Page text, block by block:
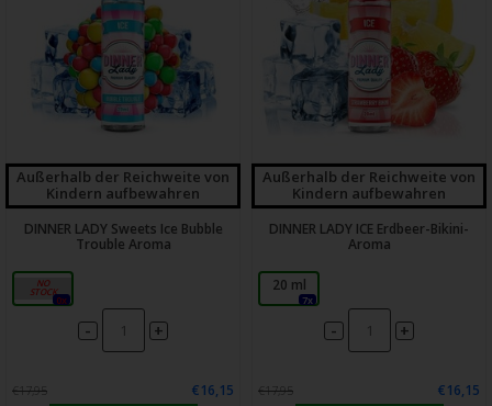
Außerhalb der Reichweite von
Kindern aufbewahren
DINNER LADY Sweets Ice Bubble
Trouble Aroma
20 ml
0x
- +
€17,95
€16,15
Außerhalb der Reichweite von
Kindern aufbewahren
DINNER LADY ICE Erdbeer-Bikini-
Aroma
20 ml
7x
- +
€17,95
€16,15